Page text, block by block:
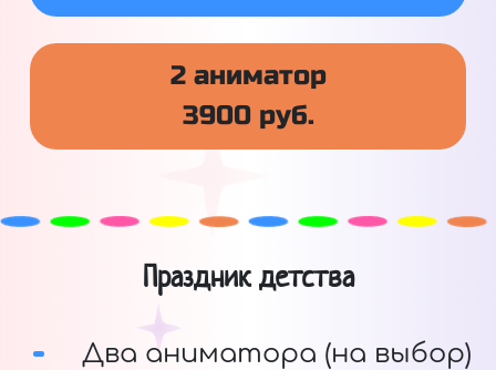
2 аниматор
3900 руб.
Праздник детства
Два аниматора (на выбор)